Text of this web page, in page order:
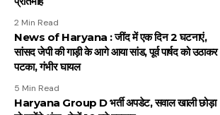
2 Min Read
News of Haryana : जींद में एक दिन 2 घटनाएं,
सांसद जेपी की गाड़ी के आगे आया सांड, पूर्व पार्षद को उठाकर
पटका, गंभीर घायल
5 Min Read
Haryana Group D भर्ती अपडेट, सवाल खाली छोड़ा